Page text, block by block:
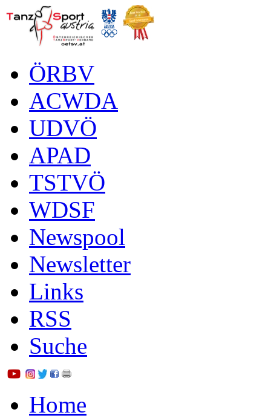
ÖRBV
ACWDA
UDVÖ
APAD
TSTVÖ
WDSF
Newspool
Newsletter
Links
RSS
Suche
Home